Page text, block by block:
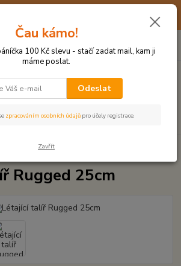
MÁME DOVOLENOU ☀️ OBJEDNÁVKY
Hledat
za0 Kč
GUMY, PLASTU
Rugged 25cm
Čau kámo!
100 Kč slevu - stačí zadat mail, kam ji
máme poslat.
Odeslat
zpracováním osobních údajů pro účely registrace.
Zavřít